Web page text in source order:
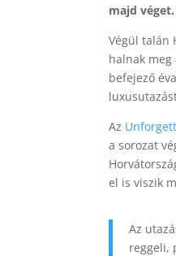
majd
Végül talán
halnak meg
befejező
Az
a sorozat
el is viszik
Az
reggeli,